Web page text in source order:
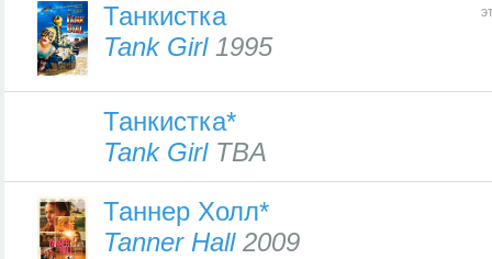
Танкистка
Tank Girl1995
Танкистка*
Tank GirlTBA
Таннер Холл*
Tanner Hall2009